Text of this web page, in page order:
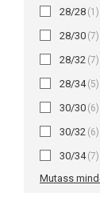
28/28 (1)
28/30 (7)
28/32 (7)
28/34 (5)
30/30 (6)
30/32 (6)
30/34 (7)
Mutass